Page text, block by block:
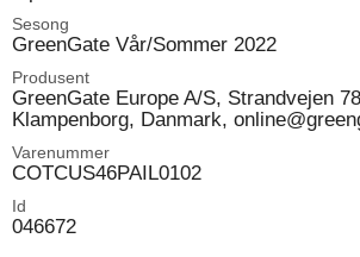
Sesong
GreenGate Vår/Sommer 2022
Produsent
GreenGate Europe A/S, Strandvejen
Klampenborg, Danmark,
Varenummer
COTCUS46PAIL0102
Id
046672